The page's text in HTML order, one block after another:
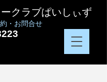
クラブぱいしぃず
・お問合せ